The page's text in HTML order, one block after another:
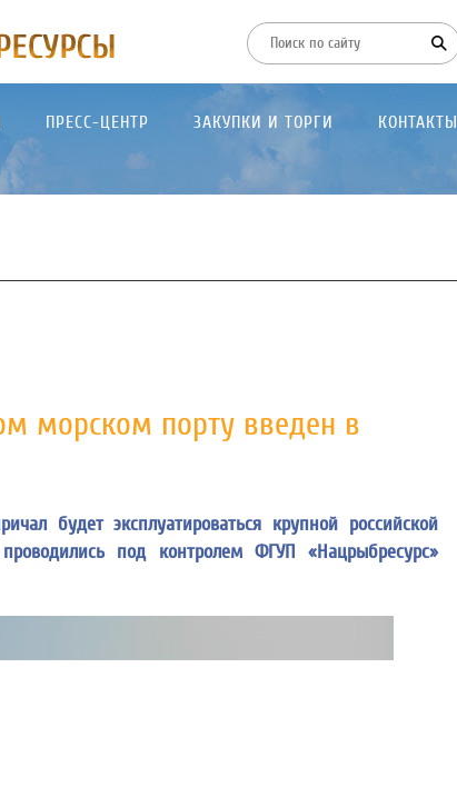
ПРЕСС-ЦЕНТР ЗАКУПКИ И ТОРГИ КОНТАКТЫ
морском порту введен в
будет эксплуатироваться крупной российской
под контролем ФГУП «Нацрыбресурс»